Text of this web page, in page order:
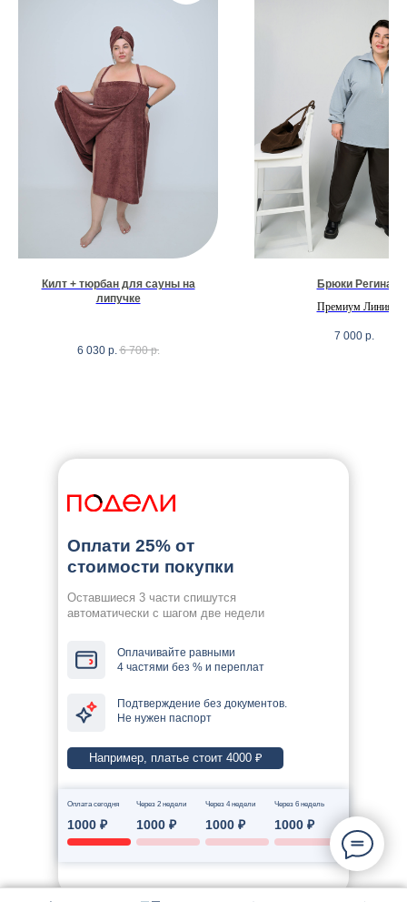
Килт + тюрбан для сауны на
липучке
6 030 р. 6 700 р.
Брюки Регина
Премиум Линия
7 000 р.
Оплати 25% от
стоимости покупки
Оставшиеся 3 части спишутся
автоматически с шагом две недели
Оплачивайте равными
4 частями без % и переплат
Подтверждение без документов.
Не нужен паспорт
Например, платье стоит 4000 ₽
Оплата сегодня Через 2 недели Через 4 недели Через 6 недель
1000 ₽ 1000 ₽ 1000 ₽ 1000 ₽